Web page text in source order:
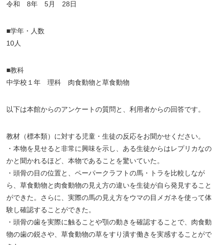
令和 8年 5月 28日
■学年・人数
10人
■教科
中学校１年 理科 肉食動物と草食動物
以下は本館からのアンケートの質問と、利用者からの回答です。
教材（標本類）に対する児童・生徒の反応をお聞かせください。
・本物を見せると非常に興味を示し、ある生徒からはレプリカなの
かと聞かれるほど、本物であることを驚いていた。
・頭骨の目の位置と、ペーパークラフトの馬・トラを比較しなが
ら、草食動物と肉食動物の見え方の違いを生徒が自ら発見すること
ができた。さらに、実際の馬の見え方をウマの目メガネを使って体
験し確認することができた。
・頭骨の歯を実際に触ることや顎の動きを確認することで、肉食動
物の歯の鋭さや、草食動物の草をすり潰す働きを実感することがで